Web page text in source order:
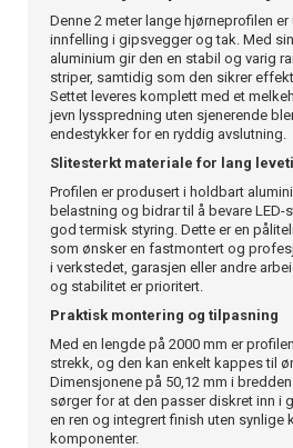
Denne 2 meter lange hjørneprofilen
innfelling i gipsvegger og tak. Med
aluminium gir den en stabil og varig
striper, samtidig som den sikrer
Settet leveres komplett med et
jevn lysspredning uten sjenerende
endestykker for en ryddig avslutning.
Slitesterkt materiale for lang
Profilen er produsert i holdbart
belastning og bidrar til å bevare
god termisk styring. Dette er en
som ønsker en fastmontert og
i verkstedet, garasjen eller andre
og stabilitet er prioritert.
Praktisk montering og tilpasning
Med en lengde på 2000 mm er
strekk, og den kan enkelt kappes til
Dimensjonene på 50,12 mm i
sørger for at den passer diskret inn i
en ren og integrert finish uten synlige
komponenter.